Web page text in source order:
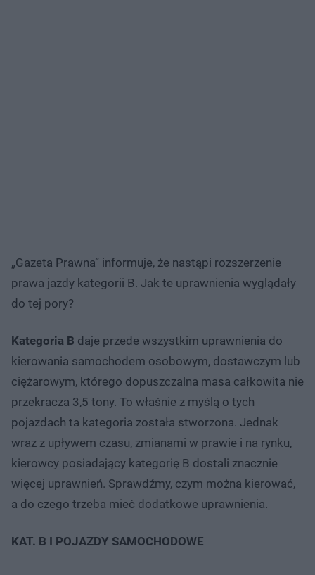
„Gazeta Prawna” informuje, że nastąpi rozszerzenie
prawa jazdy kategorii B. Jak te uprawnienia wyglądały
do tej pory?
Kategoria B daje przede wszystkim uprawnienia do
kierowania samochodem osobowym, dostawczym lub
ciężarowym, którego dopuszczalna masa całkowita nie
przekracza 3,5 tony. To właśnie z myślą o tych
pojazdach ta kategoria została stworzona. Jednak
wraz z upływem czasu, zmianami w prawie i na rynku,
kierowcy posiadający kategorię B dostali znacznie
więcej uprawnień. Sprawdźmy, czym można kierować,
a do czego trzeba mieć dodatkowe uprawnienia.
KAT. B I POJAZDY SAMOCHODOWE